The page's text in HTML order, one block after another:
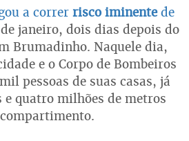
a correr riscoiminentede
janeiro, dois dias depois do
Brumadinho. Naquele dia,
e o Corpo de Bombeiros
pessoas de suas casas, já
e quatro milhões de metros